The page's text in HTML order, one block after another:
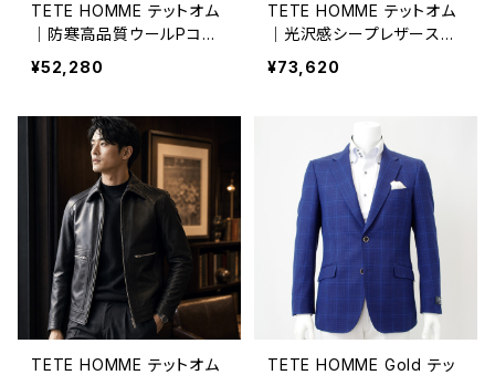
TETE HOMME テットオム
｜防寒高品質ウールPコー
ト 耐久性 保温 メンズ 1025
691021 カーキー
¥52,280
TETE HOMME テットオム
｜光沢感シープレザーステ
ンカラーブルゾン メンズ 10
25619011 カーキー
¥73,620
TETE HOMME テットオム
TETE HOMME Gold テッ